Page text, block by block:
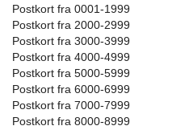
Postkort fra 0001-1999
Postkort fra 2000-2999
Postkort fra 3000-3999
Postkort fra 4000-4999
Postkort fra 5000-5999
Postkort fra 6000-6999
Postkort fra 7000-7999
Postkort fra 8000-8999